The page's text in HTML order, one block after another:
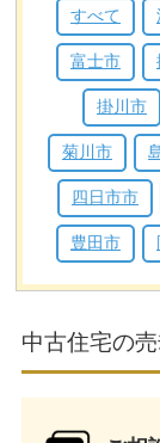
すべて
富士市
掛川市
菊川市
四日市市
豊田市
中古住宅の